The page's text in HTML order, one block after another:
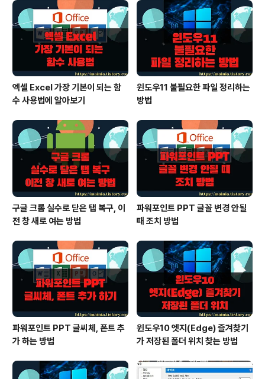
엑셀 Excel 가장 기본이 되는 함
수 사용법에 알아보기
윈도우11 불필요한 파일 정리하는
방법
구글 크롬 실수로 닫은 탭 복구, 이
전 창 새로 여는 방법
파워포인트 PPT 글꼴 변경 안될
때 조치 방법
파워포인트 PPT 글씨체, 폰트 추
가 하는 방법
윈도우10 엣지(Edge) 즐겨찾기
가 저장된 폴더 위치 찾는 방법